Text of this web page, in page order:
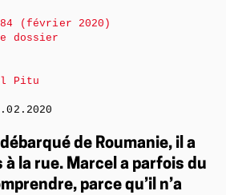
de Roumanie, il a
la rue. Marcel a parfois du
parce qu’il n’a
(février 2020)
dossier
Pitu